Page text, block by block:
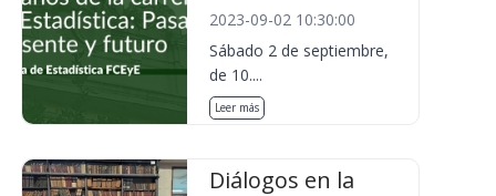
2023-09-02 10:30:00
Sábado 2 de septiembre,
de 10....
Leer más
Diálogos en la